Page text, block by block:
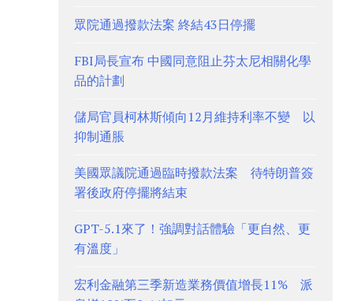
眾院通過撥款法案 終結43日停擺
FBI局長宣布 中國同意阻止芬太尼相關化學
品的計劃
儲局官員柯林斯傾向12月維持利率不變 以
抑制通脹
美國眾議院通過臨時撥款法案 待特朗普簽
署後政府停擺將結束
GPT-5.1來了！強調對話體驗「更自然、更
有溫度」
宏利金融第三季新造業務價值增長11% 派